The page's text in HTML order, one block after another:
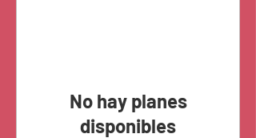
No hay planes
disponibles